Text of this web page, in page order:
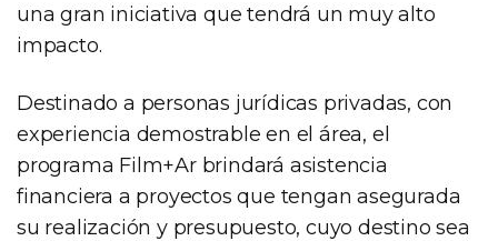
una gran iniciativa que tendrá un muy alto
impacto.
Destinado a personas jurídicas privadas, con
experiencia demostrable en el área, el
programa Film+Ar brindará asistencia
financiera a proyectos que tengan asegurada
su realización y presupuesto, cuyo destino sea